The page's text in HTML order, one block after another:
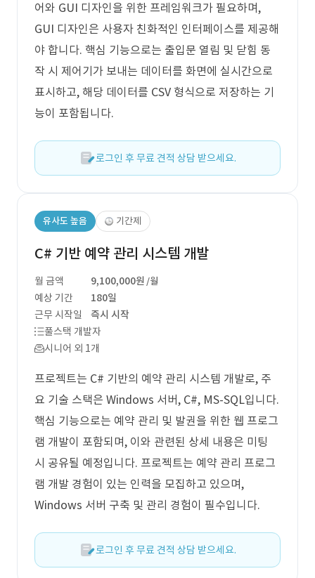
어와 GUI 디자인을 위한 프레임워크가 필요하며,
GUI 디자인은 사용자 친화적인 인터페이스를 제공해
야 합니다. 핵심 기능으로는 출입문 열림 및 닫힘 동
작 시 제어기가 보내는 데이터를 화면에 실시간으로
표시하고, 해당 데이터를 CSV 형식으로 저장하는 기
능이 포함됩니다.
로그인 후 무료 견적 상담 받으세요.
유사도 높음 기간제
C# 기반 예약 관리 시스템 개발
월 금액 9,100,000원 /월
예상 기간
180일
근무 시작일
즉시 시작
풀스택 개발자
시니어 외 1개
프로젝트는 C# 기반의 예약 관리 시스템 개발로, 주
요 기술 스택은 Windows 서버, C#, MS-SQL입니다.
핵심 기능으로는 예약 관리 및 발권을 위한 웹 프로그
램 개발이 포함되며, 이와 관련된 상세 내용은 미팅
시 공유될 예정입니다. 프로젝트는 예약 관리 프로그
램 개발 경험이 있는 인력을 모집하고 있으며,
Windows 서버 구축 및 관리 경험이 필수입니다.
로그인 후 무료 견적 상담 받으세요.